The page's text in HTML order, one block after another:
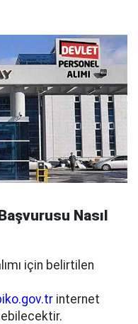
Nasıl
için belirtilen
internet